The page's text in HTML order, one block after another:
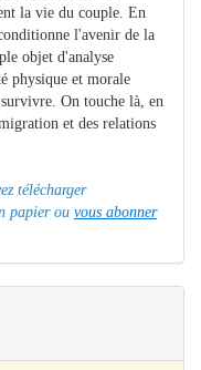
la vie du couple. En
l'avenir de la
objet d'analyse
physique et morale
On touche là, en
et des relations
télécharger
papier ou vous abonner